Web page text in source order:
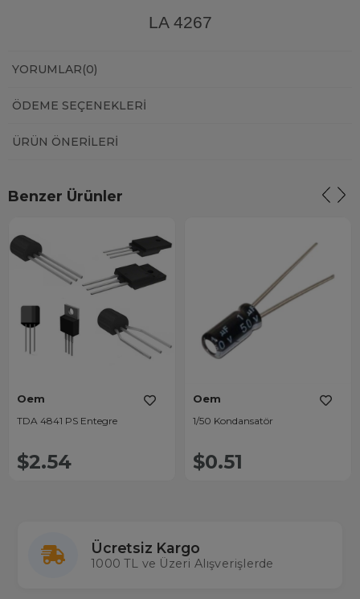
LA 4267
YORUMLAR(0)
ÖDEME SEÇENEKLERI
ÜRÜN ÖNERILERI
Benzer Ürünler
Oem
TDA 4841 PS Entegre
$2.54
Oem
1/50 Kondansatör
$0.51
Ücretsiz Kargo
1000 TL ve Üzeri Alışverişlerde